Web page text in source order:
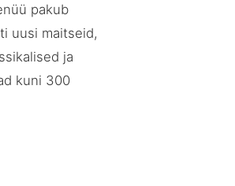
pakub
uusi maitseid,
ja
kuni 300